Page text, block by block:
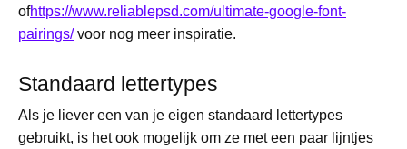
ofhttps://www.reliablepsd.com/ultimate-google-font-
pairings/voor nog meer inspiratie.
Standaard lettertypes
Als je liever een van je eigen standaard lettertypes
gebruikt, is het ook mogelijk om ze met een paar lijntjes